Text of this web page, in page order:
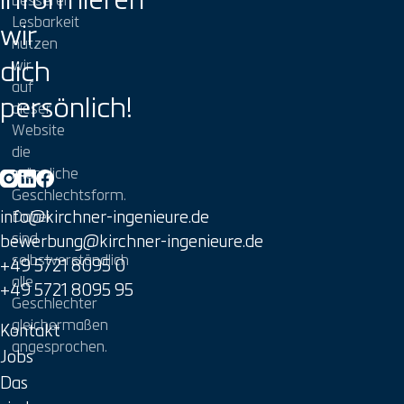
wir
dich
persönlich!
info@kirchner-ingenieure.de
bewerbung@kirchner-ingenieure.de
+49 5721 8095 0
+49 5721 8095 95
Kontakt
Jobs
Das
Lesbarkeit
nutzen
wir
auf
dieser
Website
die
männliche
Geschlechtsform.
Dabei
sind
selbstverständlich
alle
Geschlechter
gleichermaßen
angesprochen.